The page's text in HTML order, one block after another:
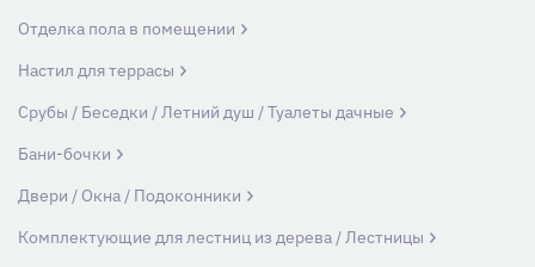
Отделка пола в помещении
Настил для террасы
Срубы / Беседки / Летний душ / Туалеты дачные
Бани-бочки
Двери / Окна / Подоконники
Комплектующие для лестниц из дерева / Лестницы